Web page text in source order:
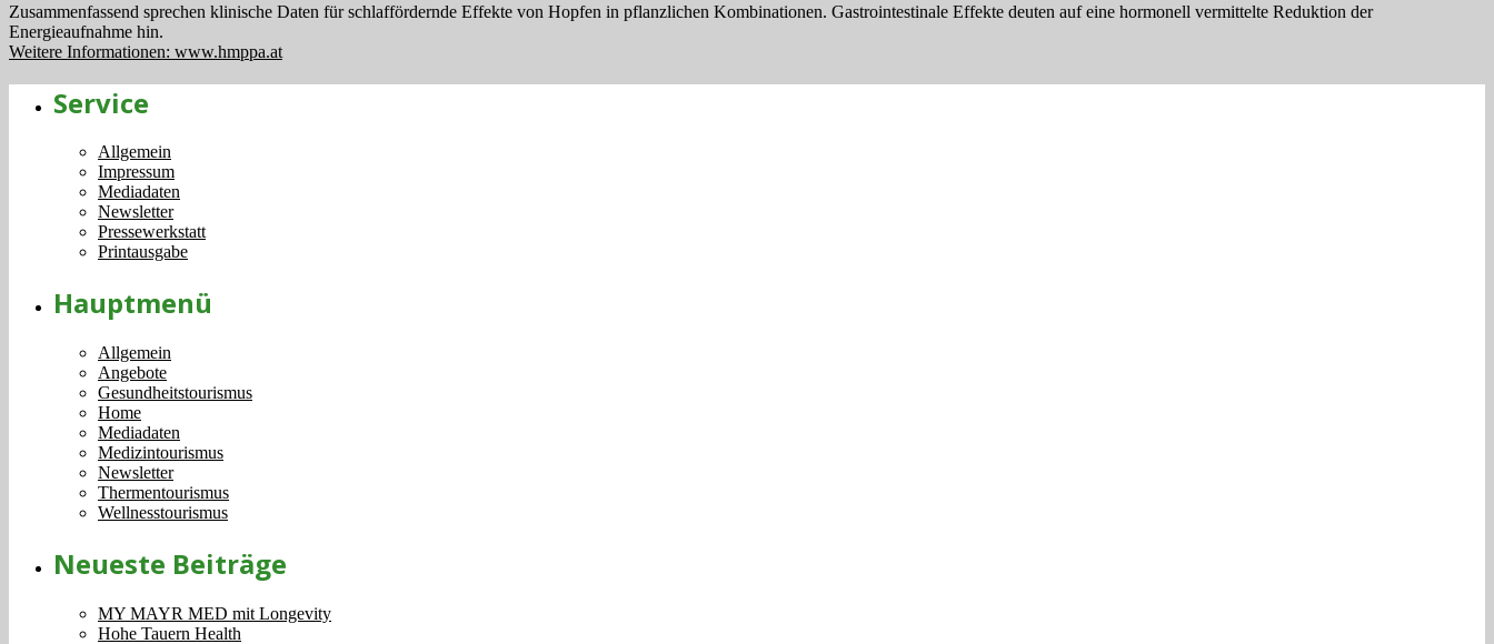
Zusammenfassend sprechen klinische Daten für schlaffördernde Effekte von Hopfen in pflanzlichen Kombinationen. Gastrointestinale Effekte deuten auf eine hormonell vermittelte Reduktion der
Energieaufnahme hin.
Weitere Informationen: www.hmppa.at
Service
Allgemein
Impressum
Mediadaten
Newsletter
Pressewerkstatt
Printausgabe
Hauptmenü
Allgemein
Angebote
Gesundheitstourismus
Home
Mediadaten
Medizintourismus
Newsletter
Thermentourismus
Wellnesstourismus
Neueste Beiträge
MY MAYR MED mit Longevity
Hohe Tauern Health